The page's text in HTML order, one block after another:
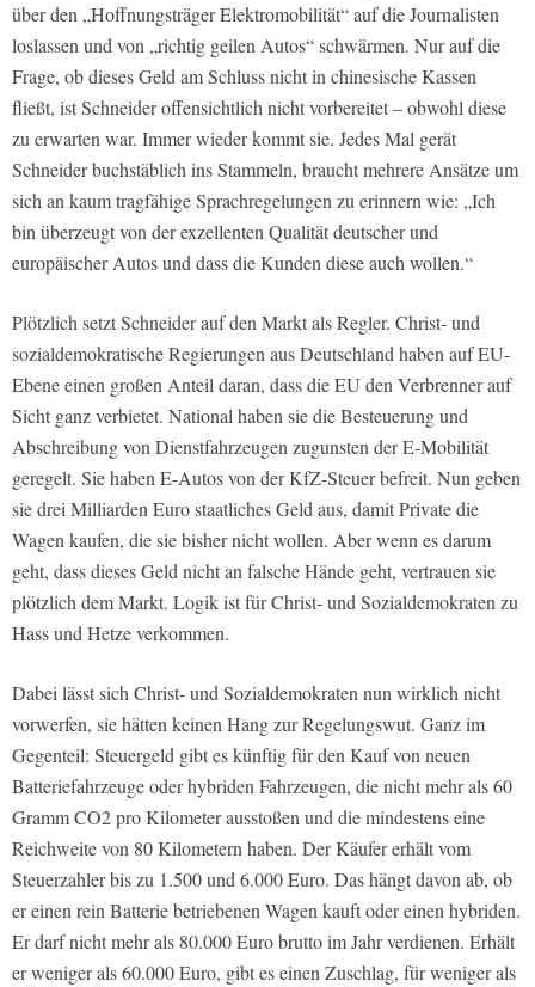
über den „Hoffnungsträger Elektromobilität“ auf die Journalisten
loslassen und von „richtig geilen Autos“ schwärmen. Nur auf die
Frage, ob dieses Geld am Schluss nicht in chinesische Kassen
fließt, ist Schneider offensichtlich nicht vorbereitet – obwohl diese
zu erwarten war. Immer wieder kommt sie. Jedes Mal gerät
Schneider buchstäblich ins Stammeln, braucht mehrere Ansätze um
sich an kaum tragfähige Sprachregelungen zu erinnern wie: „Ich
bin überzeugt von der exzellenten Qualität deutscher und
europäischer Autos und dass die Kunden diese auch wollen.“
Plötzlich setzt Schneider auf den Markt als Regler. Christ- und
sozialdemokratische Regierungen aus Deutschland haben auf EU-
Ebene einen großen Anteil daran, dass die EU den Verbrenner auf
Sicht ganz verbietet. National haben sie die Besteuerung und
Abschreibung von Dienstfahrzeugen zugunsten der E-Mobilität
geregelt. Sie haben E-Autos von der KfZ-Steuer befreit. Nun geben
sie drei Milliarden Euro staatliches Geld aus, damit Private die
Wagen kaufen, die sie bisher nicht wollen. Aber wenn es darum
geht, dass dieses Geld nicht an falsche Hände geht, vertrauen sie
plötzlich dem Markt. Logik ist für Christ- und Sozialdemokraten zu
Hass und Hetze verkommen.
Dabei lässt sich Christ- und Sozialdemokraten nun wirklich nicht
vorwerfen, sie hätten keinen Hang zur Regelungswut. Ganz im
Gegenteil: Steuergeld gibt es künftig für den Kauf von neuen
Batteriefahrzeuge oder hybriden Fahrzeugen, die nicht mehr als 60
Gramm CO2 pro Kilometer ausstoßen und die mindestens eine
Reichweite von 80 Kilometern haben. Der Käufer erhält vom
Steuerzahler bis zu 1.500 und 6.000 Euro. Das hängt davon ab, ob
er einen rein Batterie betriebenen Wagen kauft oder einen hybriden.
Er darf nicht mehr als 80.000 Euro brutto im Jahr verdienen. Erhält
er weniger als 60.000 Euro, gibt es einen Zuschlag, für weniger als